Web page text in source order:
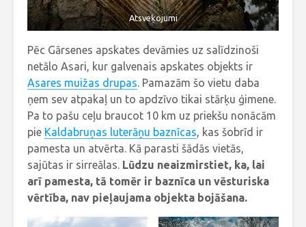
Atsveķojumi
Pēc Gārsenes apskates devāmies uz salīdzinoši
netālo Asari, kur galvenais apskates objekts ir
Asares muižas drupas. Pamazām šo vietu daba
ņem sev atpakaļ un to apdzīvo tikai stārķu ģimene.
Pa to pašu ceļu braucot 10 km uz priekšu nonācām
pie Kaldabruņas luterāņu baznīcas, kas šobrīd ir
pamesta un atvērta. Kā parasti šādās vietās,
sajūtas ir sirreālas. Lūdzu neaizmirstiet, ka, lai
arī pamesta, tā tomēr ir baznīca un vēsturiska
vērtība, nav pieļaujama objekta bojāšana.